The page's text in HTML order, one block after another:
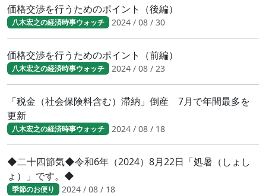
価格交渉を行うためのポイント（後編）
八木宏之の経済時事ウォッチ 2024 / 08 / 30
価格交渉を行うためのポイント（前編）
八木宏之の経済時事ウォッチ 2024 / 08 / 23
「税金（社会保険料含む）滞納」倒産 7月で年間最多を
更新
八木宏之の経済時事ウォッチ 2024 / 08 / 18
◆二十四節気◆令和6年（2024）8月22日「処暑（しょし
ょ）」です。◆
季節のお便り 2024 / 08 / 18